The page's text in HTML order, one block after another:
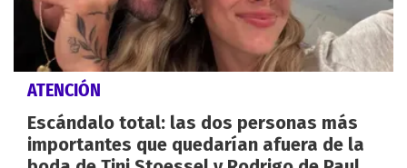
ATENCIÓN
Escándalo total: las dos personas más
importantes que quedarían afuera de la